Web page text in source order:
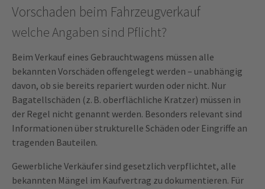
Vorschaden beim Fahrzeugverkauf
welche Angaben sind Pflicht?
Beim Verkauf eines Gebrauchtwagens müssen alle
bekannten Vorschäden offengelegt werden – unabhängig
davon, ob sie bereits repariert wurden oder nicht. Nur
Bagatellschäden (z. B. oberflächliche Kratzer) müssen in
der Regel nicht genannt werden. Besonders relevant sind
Informationen über strukturelle Schäden oder Eingriffe an
tragenden Bauteilen.
Gewerbliche Verkäufer sind gesetzlich verpflichtet, alle
bekannten Mängel im Kaufvertrag zu dokumentieren. Für